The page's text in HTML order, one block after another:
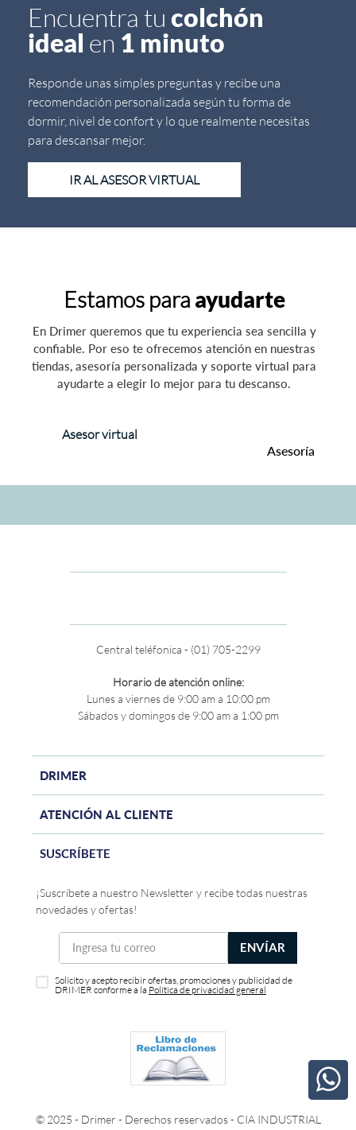
Encuentra tu colchón
ideal en 1 minuto
Responde unas simples preguntas y recibe una
recomendación personalizada según tu forma de
dormir, nivel de confort y lo que realmente necesitas
para descansar mejor.
IR AL ASESOR VIRTUAL
Estamos para ayudarte
En Drimer queremos que tu experiencia sea sencilla y
confiable. Por eso te ofrecemos atención en nuestras
tiendas, asesoría personalizada y soporte virtual para
ayudarte a elegir lo mejor para tu descanso.
Asesor virtual
Asesoría
Central teléfonica - (01) 705-2299
Horario de atención online:
Lunes a viernes de 9:00 am a 10:00 pm
Sábados y domingos de 9:00 am a 1:00 pm
DRIMER
ATENCIÓN AL CLIENTE
SUSCRÍBETE
¡Suscríbete a nuestro Newsletter y recibe todas nuestras
novedades y ofertas!
ENVÍAR
Solicito y acepto recibir ofertas, promociones y publicidad de
DRIMER conforme a la Política de privacidad general
© 2025 - Drimer - Derechos reservados - CIA INDUSTRIAL